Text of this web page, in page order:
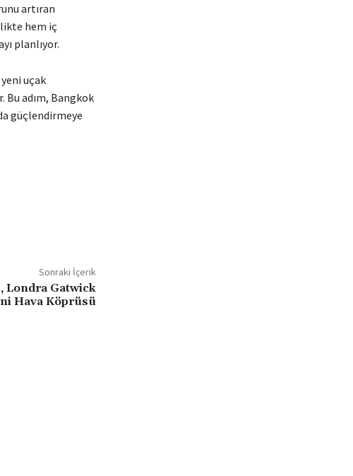
artıran
hem iç
planlıyor.
uçak
adım, Bangkok
güçlendirmeye
Sonraki İçerik
Londra Gatwick
Hava Köprüsü